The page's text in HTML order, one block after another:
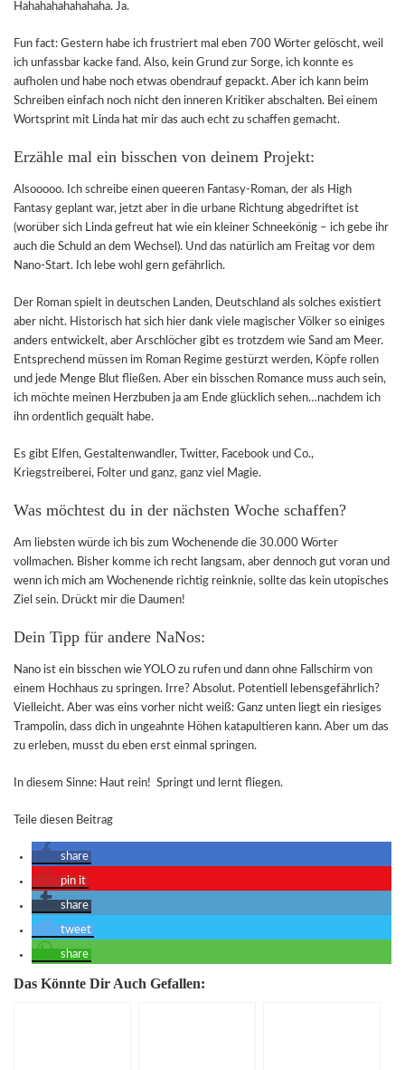
Hahahahahahahaha. Ja.
Fun fact: Gestern habe ich frustriert mal eben 700 Wörter gelöscht, weil
ich unfassbar kacke fand. Also, kein Grund zur Sorge, ich konnte es
aufholen und habe noch etwas obendrauf gepackt. Aber ich kann beim
Schreiben einfach noch nicht den inneren Kritiker abschalten. Bei einem
Wortsprint mit Linda hat mir das auch echt zu schaffen gemacht.
Erzähle mal ein bisschen von deinem Projekt:
Alsooooo. Ich schreibe einen queeren Fantasy-Roman, der als High
Fantasy geplant war, jetzt aber in die urbane Richtung abgedriftet ist
(worüber sich Linda gefreut hat wie ein kleiner Schneekönig – ich gebe ihr
auch die Schuld an dem Wechsel). Und das natürlich am Freitag vor dem
Nano-Start. Ich lebe wohl gern gefährlich.
Der Roman spielt in deutschen Landen, Deutschland als solches existiert
aber nicht. Historisch hat sich hier dank viele magischer Völker so einiges
anders entwickelt, aber Arschlöcher gibt es trotzdem wie Sand am Meer.
Entsprechend müssen im Roman Regime gestürzt werden, Köpfe rollen
und jede Menge Blut fließen. Aber ein bisschen Romance muss auch sein,
ich möchte meinen Herzbuben ja am Ende glücklich sehen…nachdem ich
ihn ordentlich gequält habe.
Es gibt Elfen, Gestaltenwandler, Twitter, Facebook und Co.,
Kriegstreiberei, Folter und ganz, ganz viel Magie.
Was möchtest du in der nächsten Woche schaffen?
Am liebsten würde ich bis zum Wochenende die 30.000 Wörter
vollmachen. Bisher komme ich recht langsam, aber dennoch gut voran und
wenn ich mich am Wochenende richtig reinknie, sollte das kein utopisches
Ziel sein. Drückt mir die Daumen!
Dein Tipp für andere NaNos:
Nano ist ein bisschen wie YOLO zu rufen und dann ohne Fallschirm von
einem Hochhaus zu springen. Irre? Absolut. Potentiell lebensgefährlich?
Vielleicht. Aber was eins vorher nicht weiß: Ganz unten liegt ein riesiges
Trampolin, dass dich in ungeahnte Höhen katapultieren kann. Aber um das
zu erleben, musst du eben erst einmal springen.
In diesem Sinne: Haut rein! Springt und lernt fliegen.
Teile diesen Beitrag
share
pin it
share
tweet
share
Das Könnte Dir Auch Gefallen: